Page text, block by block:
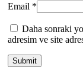
Email *
Daha sonraki
adresim ve site